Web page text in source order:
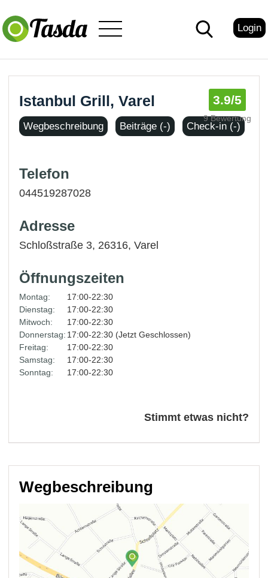
Login
Istanbul Grill, Varel 3.9/5
9 Bewertung
Wegbeschreibung Beiträge (-) Check-in (-)
Telefon
044519287028
Adresse
Schloßstraße 3, 26316,Varel
Öffnungszeiten
Montag:
17:00-22:30
Dienstag:
17:00-22:30
Mitwoch:
17:00-22:30
Donnerstag: 17:00-22:30 (Jetzt Geschlossen)
Freitag:
17:00-22:30
Samstag:
17:00-22:30
Sonntag:
17:00-22:30
Stimmt etwas nicht?
Wegbeschreibung